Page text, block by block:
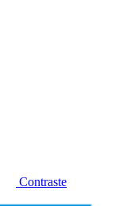
Contraste